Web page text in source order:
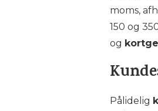
moms,
150 og
og
Pålidelig